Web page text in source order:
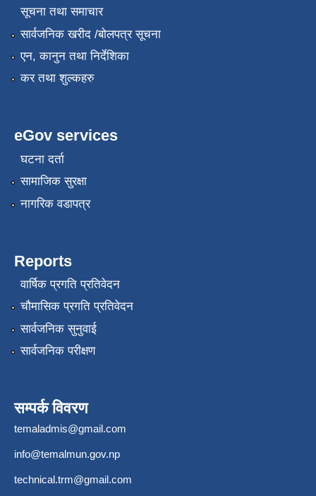
सूचना तथा समाचार
सार्वजनिक खरीद /बोलपत्र सूचना
एन, कानुन तथा निर्देशिका
कर तथा शुल्कहरु
eGov services
घटना दर्ता
सामाजिक सुरक्षा
नागरिक वडापत्र
Reports
वार्षिक प्रगति प्रतिवेदन
चौमासिक प्रगति प्रतिवेदन
सार्वजनिक सुनुवाई
सार्वजनिक परीक्षण
सम्पर्क विवरण
temaladmis@gmail.com
info@temalmun.gov.np
technical.trm@gmail.com